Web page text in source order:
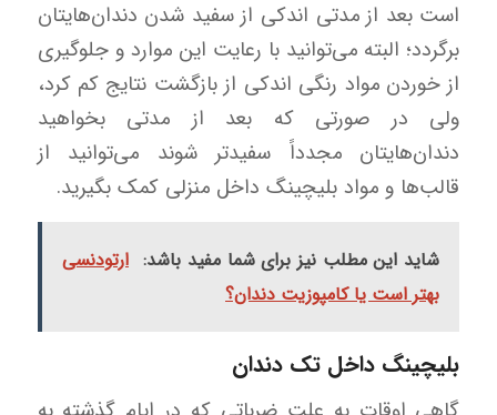
است بعد از مدتی اندکی از سفید شدن دندان‌هایتان
برگردد؛ البته می‌توانید با رعایت این موارد و جلوگیری
از خوردن مواد رنگی اندکی از بازگشت نتایج کم کرد،
ولی در صورتی که بعد از مدتی بخواهید
دندان‌هایتان مجدداً سفیدتر شوند می‌توانید از
قالب‌ها و مواد بلیچینگ داخل منزلی کمک بگیرید.
شاید این مطلب نیز برای شما مفید باشد: ارتودنسی
بهتر است یا کامپوزیت دندان؟
بلیچینگ داخل تک دندان